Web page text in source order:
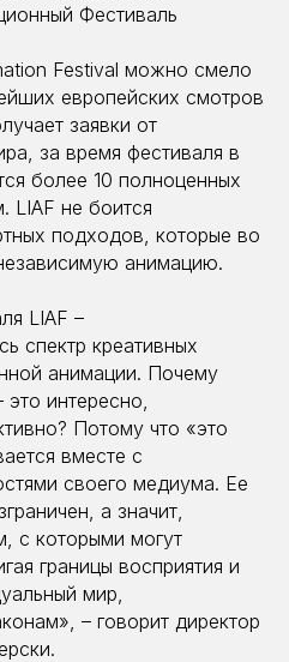
Фестиваль
Festival можно смело
европейских смотров
заявки от
за время фестиваля в
более 10 полноценных
LIAF не боится
подходов, которые во
анимацию.
LIAF –
спектр креативных
анимации. Почему
интересно,
Потому что «это
вместе с
своего медиума. Ее
а значит,
с которыми могут
границы восприятия и
мир,
– говорит директор